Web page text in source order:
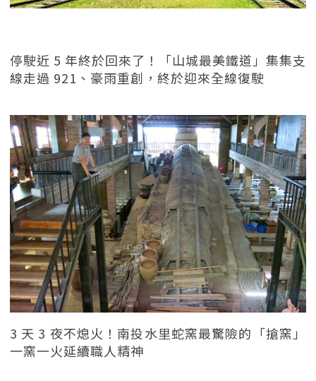
停駛近 5 年終於回來了！「山城最美鐵道」集集支
線走過 921、豪雨重創，終於迎來全線復駛
3 天 3 夜不熄火！南投水里蛇窯最驚險的「搶窯」
一窯一火延續職人精神